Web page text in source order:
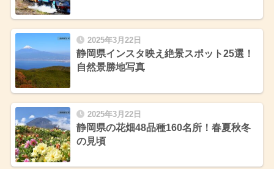
2025年3月22日
静岡県インスタ映え絶景スポット25選！
自然景勝地写真
2025年3月22日
静岡県の花畑48品種160名所！春夏秋冬
の見頃